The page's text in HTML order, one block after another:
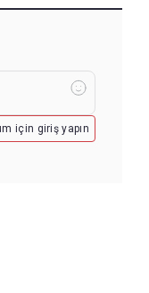
için giriş yapın